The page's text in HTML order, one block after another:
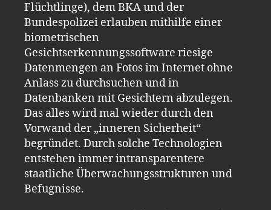
Flüchtlinge), dem BKA und der
Bundespolizei erlauben mithilfe einer
biometrischen
Gesichtserkennungssoftware riesige
Datenmengen an Fotos im Internet ohne
Anlass zu durchsuchen und in
Datenbanken mit Gesichtern abzulegen.
Das alles wird mal wieder durch den
Vorwand der „inneren Sicherheit“
begründet. Durch solche Technologien
entstehen immer intransparentere
staatliche Überwachungsstrukturen und
Befugnisse.